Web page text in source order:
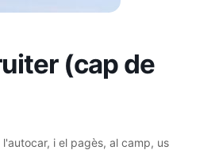
(cap de
i el pagès, al camp, us